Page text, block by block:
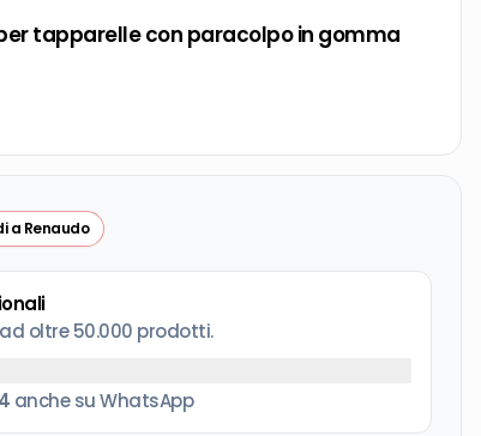
tapparelle con paracolpo in gomma
a Renaudo
oltre 50.000 prodotti.
anche su WhatsApp